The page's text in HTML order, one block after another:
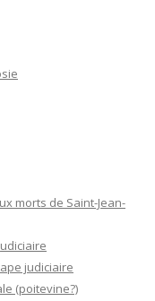
morts de Saint-Jean-
judiciaire
(poitevine?)